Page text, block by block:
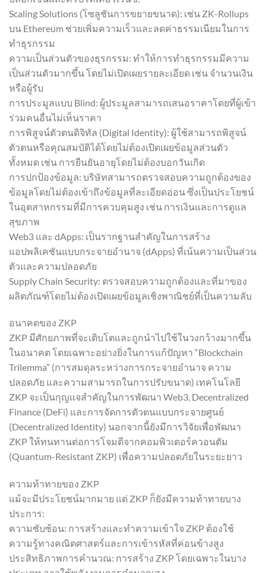
Scaling Solutions (โซลูชันการขยายขนาด): เช่น ZK-Rollups
บน Ethereum ช่วยเพิ่มความเร็วและลดค่าธรรมเนียมในการ
ทำธุรกรรม
ความเป็นส่วนตัวของธุรกรรม: ทำให้การทำธุรกรรมมีความ
เป็นส่วนตัวมากขึ้น โดยไม่เปิดเผยรายละเอียด เช่น จำนวนเงิน
หรือผู้รับ
การประมูลแบบ Blind: ผู้ประมูลสามารถเสนอราคาโดยที่ผู้เข้า
ร่วมคนอื่นไม่เห็นราคา
การพิสูจน์ตัวตนดิจิทัล (Digital Identity): ผู้ใช้สามารถพิสูจน์
ตัวตนหรือคุณสมบัติได้โดยไม่ต้องเปิดเผยข้อมูลส่วนตัว
ทั้งหมด เช่น การยืนยันอายุโดยไม่ต้องบอกวันเกิด
การปกป้องข้อมูล: บริษัทสามารถตรวจสอบความถูกต้องของ
ข้อมูลโดยไม่ต้องเข้าถึงข้อมูลที่ละเอียดอ่อน ซึ่งเป็นประโยชน์
ในอุตสาหกรรมที่มีการควบคุมสูง เช่น การเงินและการดูแล
สุขภาพ
Web3 และ dApps: เป็นรากฐานสำคัญในการสร้าง
แอปพลิเคชันแบบกระจายอำนาจ (dApps) ที่เน้นความเป็นส่วน
ตัวและความปลอดภัย
Supply Chain Security: ตรวจสอบความถูกต้องและที่มาของ
ผลิตภัณฑ์โดยไม่ต้องเปิดเผยข้อมูลเชิงพาณิชย์ที่เป็นความลับ
อนาคตของ ZKP
ZKP มีศักยภาพที่จะเติบโตและถูกนำไปใช้ในวงกว้างมากขึ้น
ในอนาคต โดยเฉพาะอย่างยิ่งในการแก้ปัญหา “Blockchain
Trilemma” (การสมดุลระหว่างการกระจายอำนาจ ความ
ปลอดภัย และความสามารถในการปรับขนาด) เทคโนโลยี
ZKP จะเป็นกุญแจสำคัญในการพัฒนา Web3, Decentralized
Finance (DeFi) และการจัดการตัวตนแบบกระจายศูนย์
(Decentralized Identity) นอกจากนี้ยังมีการวิจัยเพื่อพัฒนา
ZKP ให้ทนทานต่อการโจมตีจากคอมพิวเตอร์ควอนตัม
(Quantum-Resistant ZKP) เพื่อความปลอดภัยในระยะยาว
ความท้าทายของ ZKP
แม้จะมีประโยชน์มากมาย แต่ ZKP ก็ยังมีความท้าทายบาง
ประการ:
ความซับซ้อน: การสร้างและทำความเข้าใจ ZKP ต้องใช้
ความรู้ทางคณิตศาสตร์และการเข้ารหัสที่ค่อนข้างสูง
ประสิทธิภาพการคำนวณ: การสร้าง ZKP โดยเฉพาะในบาง